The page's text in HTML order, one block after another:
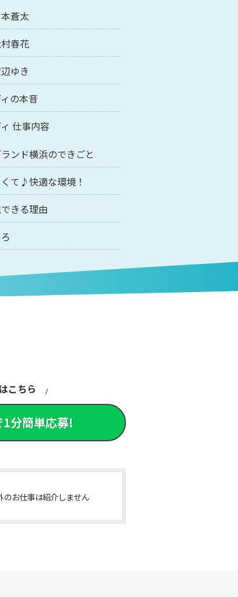
蒼太
春花
ゆき
の本音
仕事内容
ンド横浜のできごと
て♪快適な環境！
きる理由
こちら
1分簡単応募!
のお仕事は紹介しません